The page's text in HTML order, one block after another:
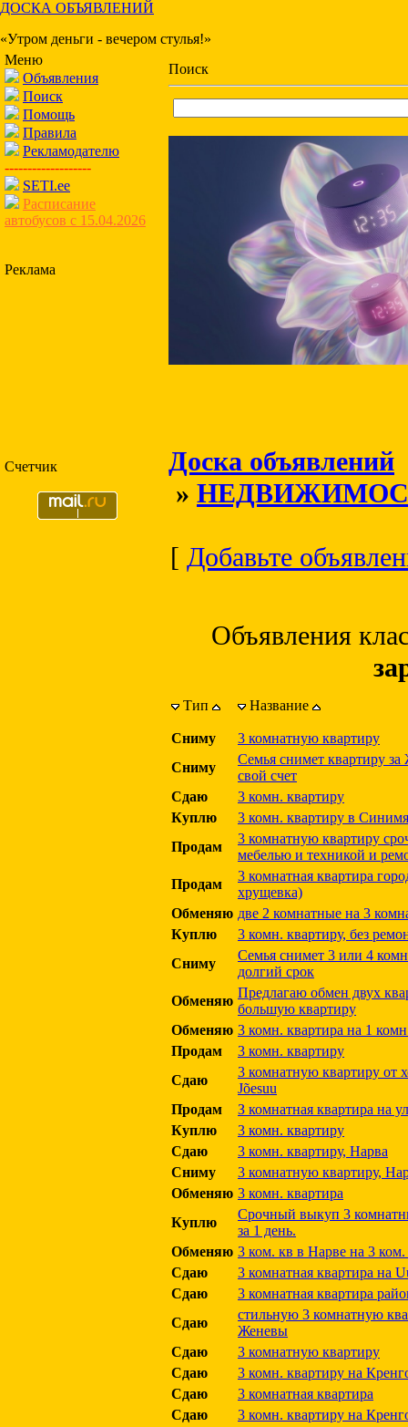
ДОСКА ОБЪЯВЛЕНИЙ
«Утром деньги - вечером стулья!»
Меню
Объявления
Поиск
Помощь
Правила
Рекламодателю
-------------------
SETI.ee
Расписание
автобусов с 15.04.2026
Реклама
Счетчик
Поиск
Доска объявлений
»
[ Добавьте
Объявления
Тип Название
Сниму
3 комнатную квартиру
Сниму
Семья снимет квартиру
свой счет
Сдаю
3 комн. квартиру
Куплю
3 комн. квартиру в
Продам
3 комнатную квартиру
мебелью и техникой и
Продам
3 комнатная квартира
хрущевка)
Обменяю две 2 комнатные на 3
Куплю
3 комн. квартиру, без
Сниму
Семья снимет 3 или 4
долгий срок
Обменяю
Предлагаю обмен двух
большую квартиру
Обменяю 3 комн. квартира на 1
Продам
3 комн. квартиру
Сдаю
3 комнатную квартиру от
Jõesuu
Продам
З комнатная квартира на
Куплю
3 комн. квартиру
Сдаю
3 комн. квартиру, Нарва
Сниму
3 комнатную квартиру,
Обменяю 3 комн. квартира
Куплю
Срочный выкуп 3
за 1 день.
Обменяю 3 ком. кв в Нарве на 3
Сдаю
3 комнатная квартира на
Сдаю
3 комнатная квартира
Сдаю
стильную 3 комнатную
Женевы
Сдаю
3 комнатную квартиру
Сдаю
3 комн. квартиру на
Сдаю
3 комнатная квартира
Сдаю
3 комн. квартиру на